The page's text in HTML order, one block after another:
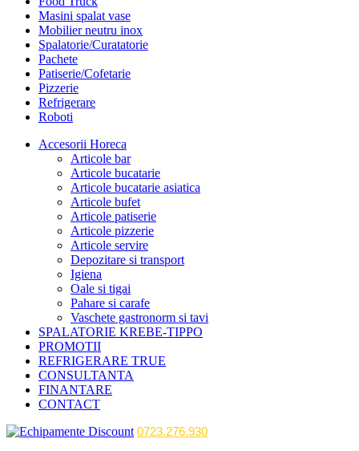
Masini spalat vase
Mobilier neutru inox
Spalatorie/Curatatorie
Pachete
Patiserie/Cofetarie
Pizzerie
Refrigerare
Roboti
Accesorii Horeca
Articole bar
Articole bucatarie
Articole bucatarie asiatica
Articole bufet
Articole patiserie
Articole pizzerie
Articole servire
Depozitare si transport
Igiena
Oale si tigai
Pahare si carafe
Vaschete gastronorm si tavi
SPALATORIE KREBE-TIPPO
PROMOTII
REFRIGERARE TRUE
CONSULTANTA
FINANTARE
CONTACT
0723.276.930